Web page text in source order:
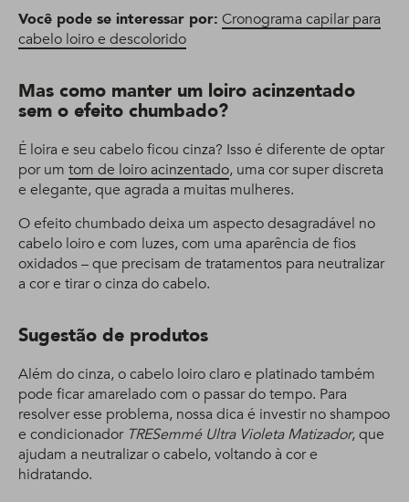
Você pode se interessar por: Cronograma capilar para
cabelo loiro e descolorido
Mas como manter um loiro acinzentado
sem o efeito chumbado?
É loira e seu cabelo ficou cinza? Isso é diferente de optar
por um tom de loiro acinzentado, uma cor super discreta
e elegante, que agrada a muitas mulheres.
O efeito chumbado deixa um aspecto desagradável no
cabelo loiro e com luzes, com uma aparência de fios
oxidados – que precisam de tratamentos para neutralizar
a cor e tirar o cinza do cabelo.
Sugestão de produtos
Além do cinza, o cabelo loiro claro e platinado também
pode ficar amarelado com o passar do tempo. Para
resolver esse problema, nossa dica é investir no shampoo
e condicionador TRESemmé Ultra Violeta Matizador, que
ajudam a neutralizar o cabelo, voltando à cor e
hidratando.